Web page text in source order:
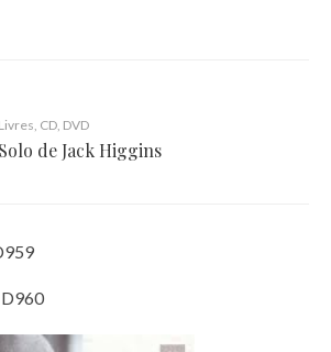
Livres, CD, DVD
Solo de Jack Higgins
D960